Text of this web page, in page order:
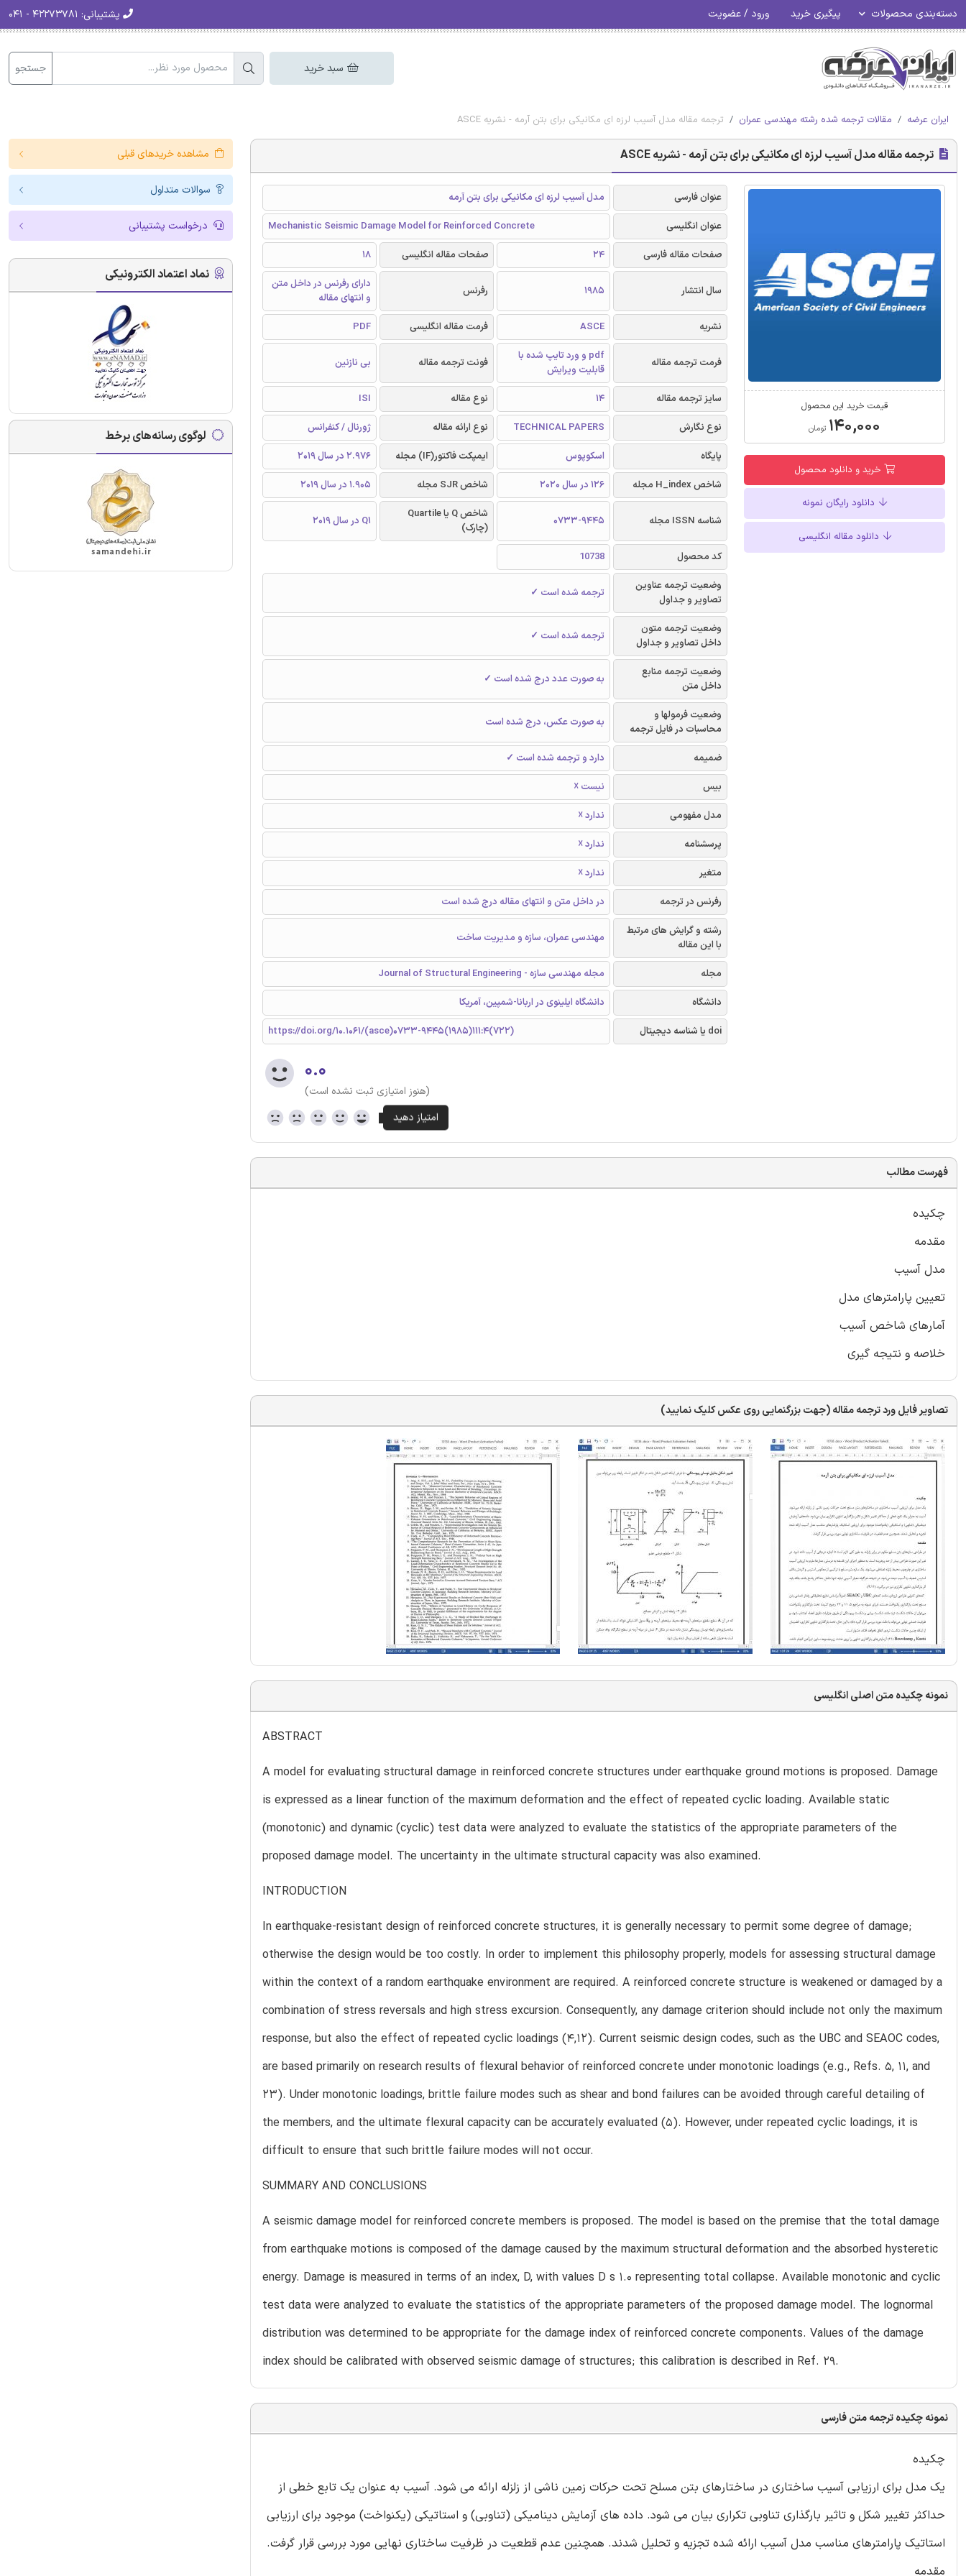
دسته‌بندی محصولات پیگیری خرید ورود / عضویت پشتیبانی:
سبد خرید جستجو
ایران عرضه مقالات ترجمه شده رشته مهندسی عمران ترجمه مقاله مدل آسیب لرزه ای مکانیکی برای بتن آرمه - نشریه ASCE
ترجمه مقاله مدل آسیب لرزه ای مکانیکی برای بتن آرمه - نشریه ASCE
قیمت خرید این محصول
۱۴۰,۰۰۰ تومان
خرید و دانلود محصول
دانلود رایگان نمونه
دانلود مقاله انگلیسی
عنوان فارسی
مدل آسیب لرزه ای مکانیکی برای بتن آرمه
عنوان انگلیسی
Mechanistic Seismic Damage Model for Reinforced Concrete
صفحات مقاله فارسی
24 صفحات مقاله انگلیسی 18
سال انتشار 1985 رفرنس
دارای رفرنس در داخل متن
و انتهای مقاله
نشریه
ASCE فرمت مقاله انگلیسی PDF
فرمت ترجمه مقاله
pdf و ورد تایپ شده با
قابلیت ویرایش
فونت ترجمه مقاله بی نازنین
سایز ترجمه مقاله 14 نوع مقاله
ISI
نوع نگارش
TECHNICAL PAPERS نوع ارائه مقاله
ژورنال / کنفرانس
پایگاه
اسکوپوس ایمپکت فاکتور(IF) مجله
2.976 در سال 2019
شاخص H_index مجله
126 در سال 2020 شاخص SJR مجله 1.905 در سال 2019
شناسه ISSN مجله 0733-9445
شاخص Q یا Quartile
(چارک)
Q1 در سال 2019
کد محصول
10738
وضعیت ترجمه عناوین
تصاویر و جداول
ترجمه شده است ✓
وضعیت ترجمه متون
داخل تصاویر و جداول
ترجمه شده است ✓
وضعیت ترجمه منابع
داخل متن
به صورت عدد درج شده است ✓
وضعیت فرمولها و
محاسبات در فایل ترجمه
به صورت عکس، درج شده است
ضمیمه
دارد و ترجمه شده است ✓
بیس
نیست ☓
مدل مفهومی
ندارد ☓
پرسشنامه
ندارد ☓
متغیر
ندارد ☓
رفرنس در ترجمه
در داخل متن و انتهای مقاله درج شده است
رشته و گرایش های مرتبط
با این مقاله
مهندسی عمران، سازه و مدیریت ساخت
مجله
مجله مهندسی سازه - Journal of Structural Engineering
دانشگاه
دانشگاه ایلینوی در اربانا-شمپین، آمریکا
doi یا شناسه دیجیتال
https://doi.org/10.1061/(asce)0733-9445(1985)111:4(722)
۰.۰
(هنوز امتیازی ثبت نشده است)
فهرست مطالب
چکیده
مقدمه
مدل آسیب
تعیین پارامترهای مدل
آمارهای شاخص آسیب
خلاصه و نتیجه گیری
تصاویر فایل ورد ترجمه مقاله (جهت بزرگنمایی روی عکس کلیک نمایید)
نمونه چکیده متن اصلی انگلیسی
ABSTRACT
A model for evaluating structural damage in reinforced concrete structures under earthquake ground motions is proposed. Damage
is expressed as a linear function of the maximum deformation and the effect of repeated cyclic loading. Available static
(monotonic) and dynamic (cyclic) test data were analyzed to evaluate the statistics of the appropriate parameters of the
proposed damage model. The uncertainty in the ultimate structural capacity was also examined.
INTRODUCTION
In earthquake-resistant design of reinforced concrete structures, it is generally necessary to permit some degree of damage;
otherwise the design would be too costly. In order to implement this philosophy properly, models for assessing structural damage
within the context of a random earthquake environment are required. A reinforced concrete structure is weakened or damaged by a
combination of stress reversals and high stress excursion. Consequently, any damage criterion should include not only the maximum
response, but also the effect of repeated cyclic loadings (4,12). Current seismic design codes, such as the UBC and SEAOC codes,
are based primarily on research results of flexural behavior of reinforced concrete under monotonic loadings (e.g., Refs. 5, 11, and
23). Under monotonic loadings, brittle failure modes such as shear and bond failures can be avoided through careful detailing of
the members, and the ultimate flexural capacity can be accurately evaluated (5). However, under repeated cyclic loadings, it is
difficult to ensure that such brittle failure modes will not occur.
SUMMARY AND CONCLUSIONS
A seismic damage model for reinforced concrete members is proposed. The model is based on the premise that the total damage
from earthquake motions is composed of the damage caused by the maximum structural deformation and the absorbed hysteretic
energy. Damage is measured in terms of an index, D, with values D s 1.0 representing total collapse. Available monotonic and cyclic
test data were analyzed to evaluate the statistics of the appropriate parameters of the proposed damage model. The lognormal
distribution was determined to be appropriate for the damage index of reinforced concrete components. Values of the damage
index should be calibrated with observed seismic damage of structures; this calibration is described in Ref. 29.
نمونه چکیده ترجمه متن فارسی
چکیده
یک مدل برای ارزیابی آسیب ساختاری در ساختارهای بتن مسلح تحت حرکات زمین ناشی از زلزله ارائه می شود. آسیب به عنوان یک تابع خطی از
حداکثر تغییر شکل و تاثیر بارگذاری تناوبی تکراری بیان می شود. داده های آزمایش دینامیکی (تناوبی) و استاتیکی (یکنواخت) موجود برای ارزیابی
استاتیک پارامترهای مناسب مدل آسیب ارائه شده تجزیه و تحلیل شدند. همچنین عدم قطعیت در ظرفیت ساختاری نهایی مورد بررسی قرار گرفت.
مقدمه
مشاهده خریدهای قبلی
سوالات متداول
درخواست پشتیبانی
نماد اعتماد الکترونیکی
لوگوی رسانه‌های برخط